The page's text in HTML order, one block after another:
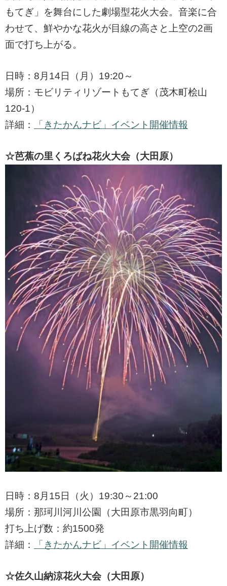
もてぎ」を舞台にした劇場型花火大会。音楽に合
わせて、鮮やかな花火が目線の高さと上空の2画
面で打ち上がる。
日時：8月14日（月）19:20～
場所：モビリティリゾートもてぎ（茂木町桧山
120-1）
詳細：
「きたかんナビ」イベント開催情報
☆芭蕉の里くろばね花火大会（大田原）
日時：8月15日（火）19:30～21:00
場所：那珂川河川公園（大田原市黒羽向町）
打ち上げ数：約1500発
詳細：
「きたかんナビ」イベント開催情報
☆佐久山納涼花火大会（大田原）